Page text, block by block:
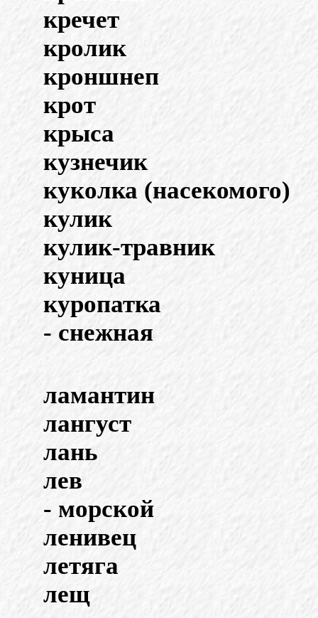
кречет
кролик
кроншнеп
крот
крыса
кузнечик
куколка (насекомого)
кулик
кулик-травник
куница
куропатка
- снежная
ламантин
лангуст
лань
лев
- морской
ленивец
летяга
лещ